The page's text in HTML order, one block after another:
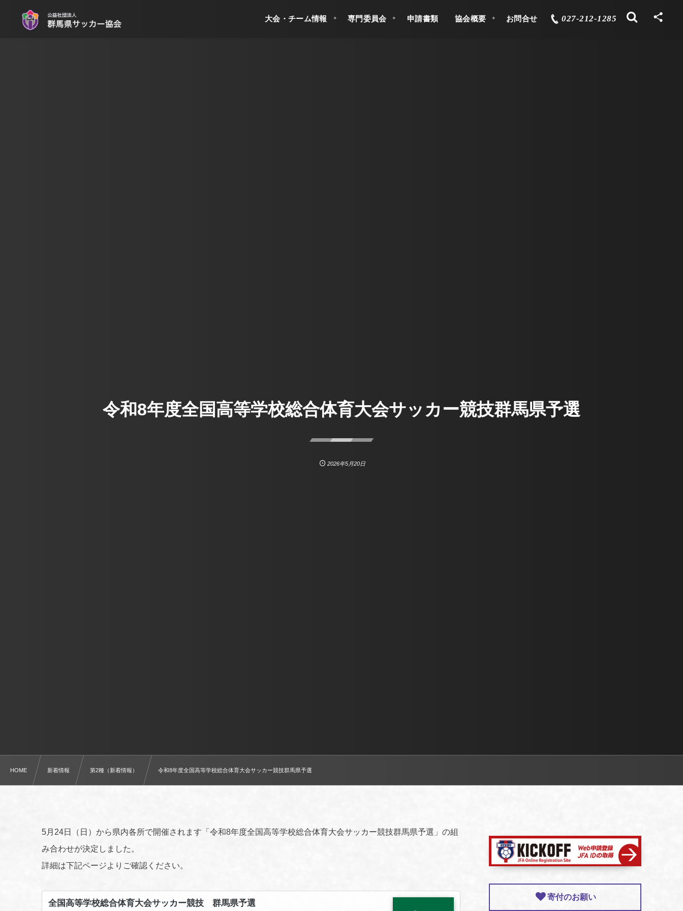
大会・チーム情報 専門委員会 申請書類 協会概要 お問合せ 027-212-1285
令和8年度全国高等学校総合体育大会サッカー競技群馬県予選
2026年5月20日
HOME 新着情報 第2種（新着情報） 令和8年度全国高等学校総合体育大会サッカー競技群馬県予選
5月24日（日）から県内各所で開催されます「令和8年度全国高等学校総合体育大会サッカー競技群馬県予選」の組
み合わせが決定しました。
詳細は下記ページよりご確認ください。
寄付のお願い